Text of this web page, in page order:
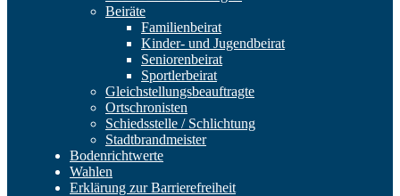
Beiräte
Familienbeirat
Kinder- und Jugendbeirat
Seniorenbeirat
Sportlerbeirat
Gleichstellungsbeauftragte
Ortschronisten
Schiedsstelle / Schlichtung
Stadtbrandmeister
Bodenrichtwerte
Wahlen
Erklärung zur Barrierefreiheit